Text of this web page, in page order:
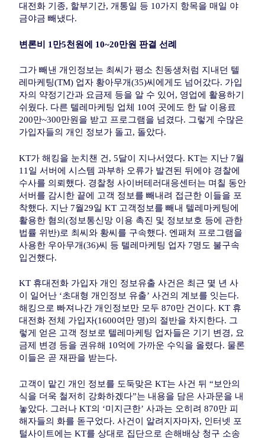
대전화 기종, 할부기간, 개통일 등 10가지 항목을 매일 야
금야금 빼냈다.
변론비 1만5천원에 10~20만원 판결 선례
그가 빼낸 개인정보는 최씨가 평소 친동생처럼 지내던 텔
레마케팅(TM) 업자 황아무개(35)씨에게도 넘어갔다. 가입
자의 약정기간과 요금제 등을 알 수 있어, 영업에 활용하기
쉬웠다. 다른 텔레마케팅 업체 10여 곳에도 한 달 이용료
200만~300만원을 받고 프로그램을 넘겼다. 그렇게 수많은
가입자들의 개인 정보가 돌고, 돌았다.
KT가 해킹을 눈치챈 건, 5달이 지나서였다. KT는 지난 7월
11일 서버에 시스템 과부하 오류가 발견된 뒤에야 경찰에
수사를 의뢰했다. 경찰청 사이버테러대응센터는 며칠 동안
서버를 감시한 끝에 고객 정보를 빼내려 접근한 이들을 포
착했다. 지난 7월29일 KT 고객정보를 빼내 텔레마케팅에
활용한 혐의(정보통신망 이용 촉진 및 정보보호 등에 관한
법률 위반)로 최씨와 황씨를 구속했다. 엔패쳐 프로그램을
사용한 우아무개(36)씨 등 텔레마케팅 업자 7명도 불구속
입건했다.
KT 휴대전화 가입자 개인 정보유출 사건은 최근 몇 년 사
이 일어난 ‘초대형 개인정보 유출’ 사건의 계보를 잇는다.
해킹으로 빠져나간 개인정보만 모두 870만 건이다. KT 휴
대전화 전체 가입자(1600여만 명)의 절반을 차지한다. 그
렇게 얻은 고객 정보로 텔레마케팅 업자들은 기기 변경, 요
금제 변경 등을 권유해 10억에 가까운 수익을 올렸다. 물론
이들은 곧 재판을 받는다.
고객이 맡긴 개인 정보를 도둑맞은 KT는 사건 뒤 “보안의
식을 더욱 철저히 강화하겠다”는 내용을 담은 사과문을 내
놓았다. 그러나 KT의 ‘미지근한’ 사과는 오히려 870만 피
해자들의 화를 돋구었다. 사건이 알려지자마자, 인터넷 포
털사이트에는 KT를 상대로 집단으로 손해배상 청구 소송